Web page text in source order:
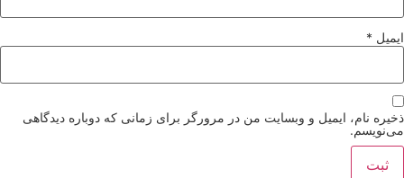
ایمیل *
ذخیره نام، ایمیل و وبسایت من در مرورگر برای زمانی که دوباره دیدگاهی
می‌نویسم.